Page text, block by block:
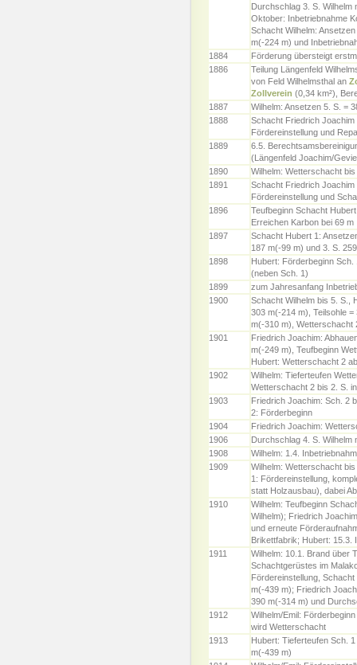
Durchschlag 3. S. Wilhelm
Oktober: Inbetriebnahme
Schacht Wilhelm:
m(-224 m) und
1884
Förderung übersteigt
1886
Teilung Längenfeld
von Feld Wilhelmsthal an
Zollverein (0,34 km²),
1887
Wilhelm: Ansetzen 5. S. =
1888
Schacht Friedrich
Fördereinstellung und
1889
6.5.
(Längenfeld Joachim/
1890
Wilhelm: Wetterschacht
1891
Schacht Friedrich
Fördereinstellung und
1896
Teufbeginn Schacht
Erreichen Karbon bei 69 m
1897
Schacht Hubert 1:
187 m(-99 m) und 3. S.
1898
Hubert: Förderbeginn
(neben Sch. 1)
1899
zum Jahresanfang
1900
Schacht Wilhelm bis 5. S.,
303 m(-214 m), Teilsohle
m(-310 m), Wetterschacht
1901
Friedrich Joachim:
m(-249 m), Teufbeginn
Hubert: Wetterschacht 2
1902
Wilhelm: Tieferteufen
Wetterschacht 2 bis 2. S.
1903
Friedrich Joachim: Sch. 2
2: Förderbeginn
1904
Friedrich Joachim:
1906
Durchschlag 4. S. Wilhelm
1908
Wilhelm: 1.4.
1909
Wilhelm: Wetterschacht
1: Fördereinstellung,
statt Holzausbau), dabei
1910
Wilhelm: Teufbeginn
Wilhelm); Friedrich
und erneute
Brikettfabrik; Hubert: 15.3.
1911
Wilhelm: 10.1. Brand über
Schachtgerüstes im
Fördereinstellung,
m(-439 m); Friedrich
390 m(-314 m) und
1912
Wilhelm/Emil:
wird Wetterschacht
1913
Hubert: Tieferteufen Sch.
m(-439 m)